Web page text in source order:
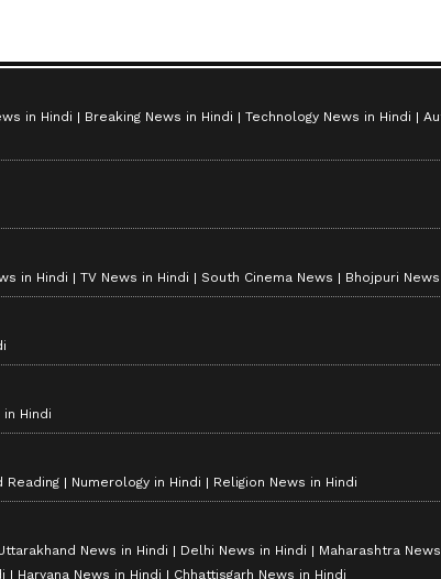
in Hindi Breaking News in Hindi Technology News in Hindi
in Hindi TV News in Hindi South Cinema News Bhojpuri News
Hindi
Reading Numerology in Hindi Religion News in Hindi
News in Hindi Delhi News in Hindi Maharashtra
Haryana News in Hindi Chhattisgarh News in Hindi